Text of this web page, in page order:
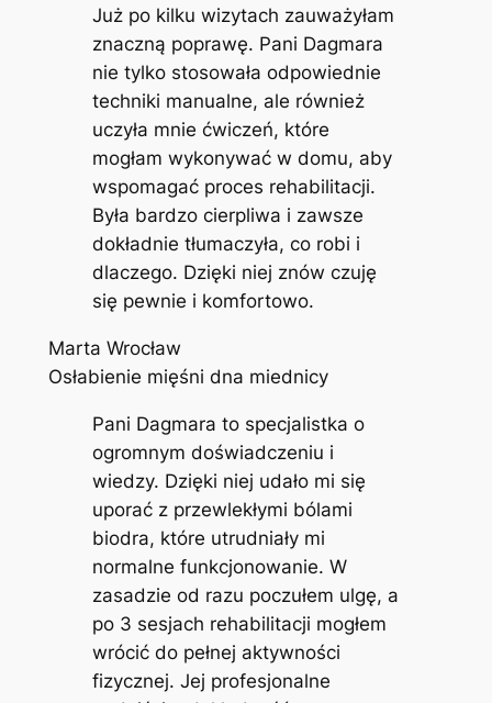
Już po kilku wizytach zauważyłam
znaczną poprawę. Pani Dagmara
nie tylko stosowała odpowiednie
techniki manualne, ale również
uczyła mnie ćwiczeń, które
mogłam wykonywać w domu, aby
wspomagać proces rehabilitacji.
Była bardzo cierpliwa i zawsze
dokładnie tłumaczyła, co robi i
dlaczego. Dzięki niej znów czuję
się pewnie i komfortowo.
Marta Wrocław
Osłabienie mięśni dna miednicy
Pani Dagmara to specjalistka o
ogromnym doświadczeniu i
wiedzy. Dzięki niej udało mi się
uporać z przewlekłymi bólami
biodra, które utrudniały mi
normalne funkcjonowanie. W
zasadzie od razu poczułem ulgę, a
po 3 sesjach rehabilitacji mogłem
wrócić do pełnej aktywności
fizycznej. Jej profesjonalne